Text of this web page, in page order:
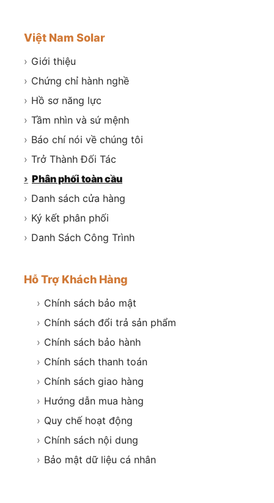
Việt Nam Solar
› Giới thiệu
› Chứng chỉ hành nghề
› Hồ sơ năng lực
› Tầm nhìn và sứ mệnh
› Báo chí nói về chúng tôi
› Trở Thành Đối Tác
› Phân phối toàn cầu
› Danh sách cửa hàng
› Ký kết phân phối
› Danh Sách Công Trình
Hỗ Trợ Khách Hàng
› Chính sách bảo mật
› Chính sách đổi trả sản phẩm
› Chính sách bảo hành
› Chính sách thanh toán
› Chính sách giao hàng
› Hướng dẫn mua hàng
› Quy chế hoạt động
› Chính sách nội dung
› Bảo mật dữ liệu cá nhân